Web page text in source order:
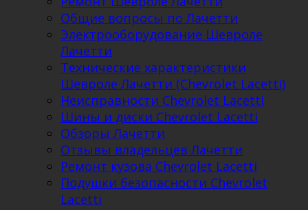
Общие вопросы по Лачетти
Электрооборудование Шевроле
Лачетти
Технические характеристики
Шевроле Лачетти (Chevrolet Lacetti)
Неисправности Chevrolet Lacetti
Шины и диски Chevrolet Lacetti
Обзоры Лачетти
Отзывы владельцев Лачетти
Ремонт кузова Chevrolet Lacetti
Подушки безопасности Chevrolet
Lacetti